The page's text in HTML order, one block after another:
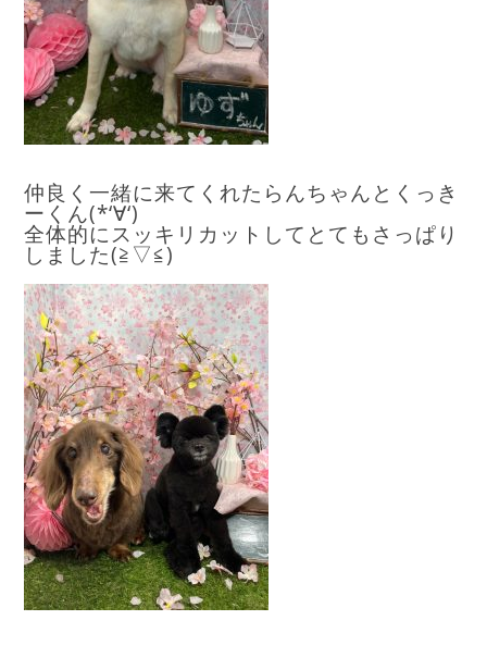
仲良く一緒に来てくれたらんちゃんとくっき
ーくん(*‘∀‘)
全体的にスッキリカットしてとてもさっぱり
しました(≧▽≦)